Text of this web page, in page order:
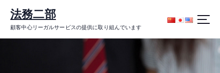
ン
法務二部
顧客中心リーガルサービスの提供に取り組んでいます